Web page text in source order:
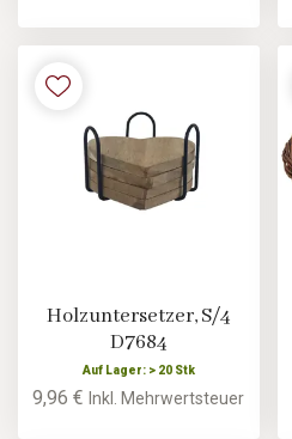
Holzuntersetzer, S/4
D7684
Auf Lager: > 20 Stk
9,96 €Inkl. Mehrwertsteuer